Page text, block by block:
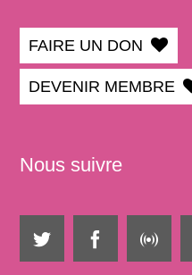
FAIRE UN DON
DEVENIR MEMBRE
Nous suivre